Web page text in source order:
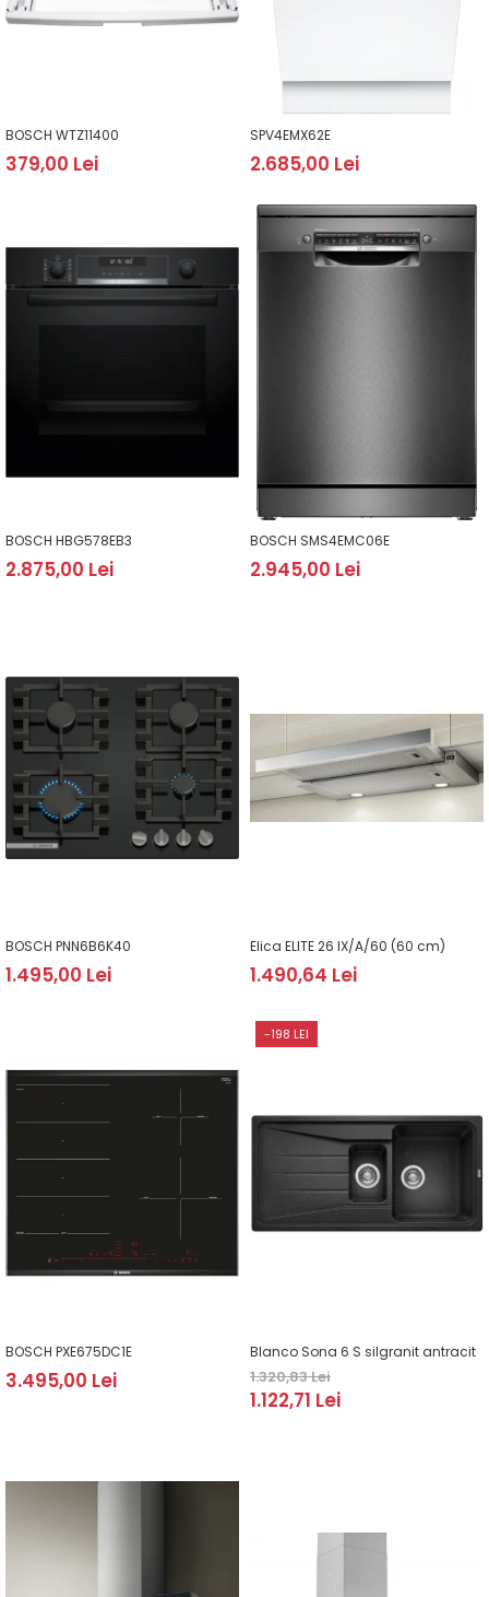
BOSCH WTZ11400
379,00 Lei
SPV4EMX62E
2.685,00 Lei
BOSCH HBG578EB3
2.875,00 Lei
BOSCH SMS4EMC06E
2.945,00 Lei
BOSCH PNN6B6K40
1.495,00 Lei
Elica ELITE 26 IX/A/60 (60 cm)
1.490,64 Lei
BOSCH PXE675DC1E
3.495,00 Lei
-198 LEI
Blanco Sona 6 S silgranit antracit
1.320,83 Lei
1.122,71 Lei